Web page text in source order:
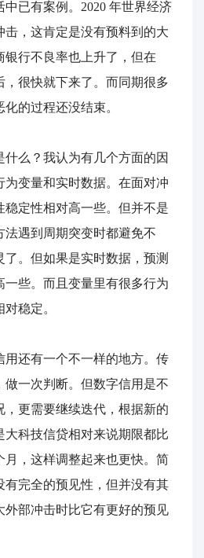
已有案例。2020 年世界经济
击，这肯定是没有预料到的大
银行不良率也上升了，但在
，很快就下来了。而同期很多
的过程还没结束。
么？我认为有几个方面的因
为变量和实时数据。在面对冲
稳定性相对高一些。但并不是
法遇到周期突变时都避免不
。但如果是实时数据，预测
一些。而且变量里有很多行为
稳定。
用还有一个不一样的地方。传
做一次判断。但数字信用是不
，更需要继续迭代，根据新的
大科技信贷相对来说期限都比
月，这样调整起来也更快。简
有完全的预见性，但并没有其
外部冲击时比它有更好的预见